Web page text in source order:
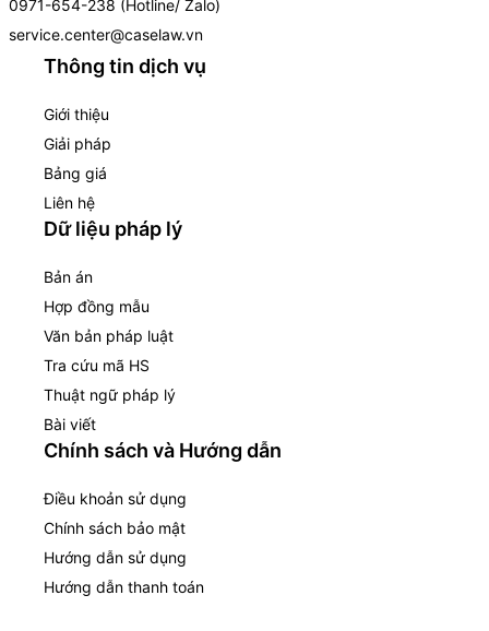
0971-654-238 (Hotline/ Zalo)
service.center@caselaw.vn
Thông tin dịch vụ
Giới thiệu
Giải pháp
Bảng giá
Liên hệ
Dữ liệu pháp lý
Bản án
Hợp đồng mẫu
Văn bản pháp luật
Tra cứu mã HS
Thuật ngữ pháp lý
Bài viết
Chính sách và Hướng dẫn
Điều khoản sử dụng
Chính sách bảo mật
Hướng dẫn sử dụng
Hướng dẫn thanh toán